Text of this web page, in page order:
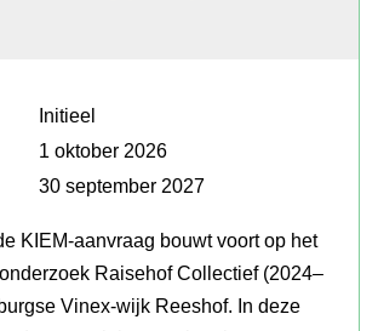
Initieel
1 oktober 2026
30 september 2027
KIEM-aanvraag bouwt voort op het
Raisehof Collectief (2024–
Vinex-wijk Reeshof. In deze